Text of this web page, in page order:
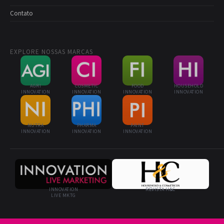
Contato
EXPLORE NOSSAS MARCAS
AGRI
INNOVATION
COSMETIC
INNOVATION
FOOD
INNOVATION
HOUSEHOLD
INNOVATION
NUTRA
INNOVATION
PHARMA
INNOVATION
PAINT
INNOVATION
INNOVATION
LIVE MKTG
REVISTA H&C